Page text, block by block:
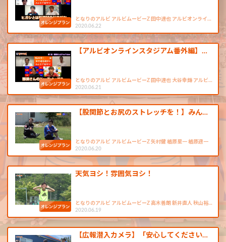
となりのアルビ アルビムービーZ 田中達也 アルビオンライ…
2020.06.22
【アルビオンラインスタジアム番外編】…
となりのアルビ アルビムービーZ 田中達也 大谷幸輝 アルビ…
2020.06.21
【股関節とお尻のストレッチを！】みん…
となりのアルビ アルビムービーZ 矢村健 楢原星一 楢原週一
2020.06.20
天気ヨシ！雰囲気ヨシ！
となりのアルビ アルビムービーZ 高木善朗 新井直人 秋山裕…
2020.06.19
【広報潜入カメラ】「安心してください…